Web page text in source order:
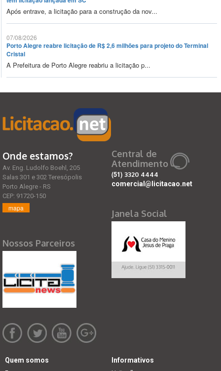
Após entrave, a licitação para a construção da nov...
07/08/2026
Porto Alegre reabre licitação de R$ 2,6 milhões para projeto do Terminal
Cristal
A Prefeitura de Porto Alegre reabriu a licitação p...
Onde estamos?
Av. Eng. Ludolfo Boehl, 205
Salas 301 e 302 Teresópolis
Porto Alegre - RS
CEP: 91720-150
mapa
Nossos Parceiros
Central de
Atendimento
(51) 3320 4444
comercial@licitacao.net
Janela Social
Quem somos Informativos